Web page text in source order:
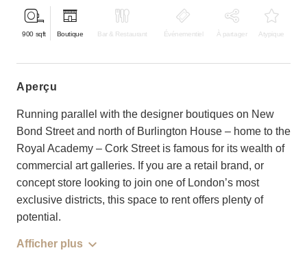
900 sqft Boutique Bar & Restaurant Événementiel À partager Atypique
aperçu
Running parallel with the designer boutiques on New
Bond Street and north of Burlington House – home to the
Royal Academy – Cork Street is famous for its wealth of
commercial art galleries. If you are a retail brand, or
concept store looking to join one of London’s most
exclusive districts, this space to rent offers plenty of
potential.
Afficher plus